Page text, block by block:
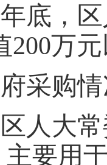
年底，
200万
府采购
人大
要用